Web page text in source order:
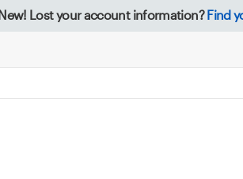
New! Lost your account information? Find